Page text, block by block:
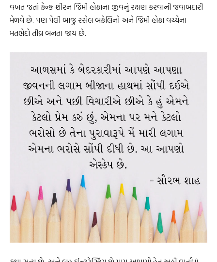
વખત જતાં ફ્રેન્ક શીરન જિમી હોફાના જીવનું રક્ષણ કરવાની જવાબદારી
મેળવે છે. પણ પેલી બાજુ રસેલ બફેલિનો અને જિમી હોફા વચ્ચેના
મતભેદો તીવ્ર બનતા જાય છે.